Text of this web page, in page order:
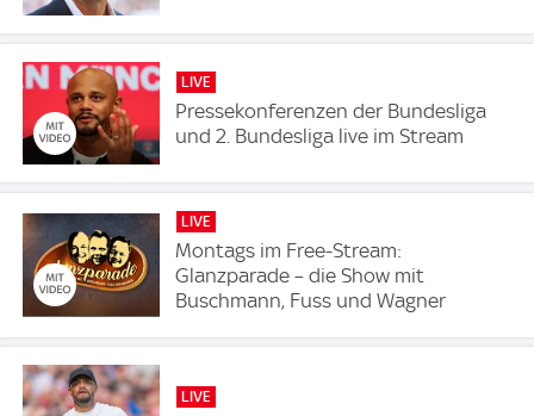
LIVE
Pressekonferenzen der Bundesliga
und 2. Bundesliga live im Stream
LIVE
Montags im Free-Stream:
Glanzparade – die Show mit
Buschmann, Fuss und Wagner
LIVE